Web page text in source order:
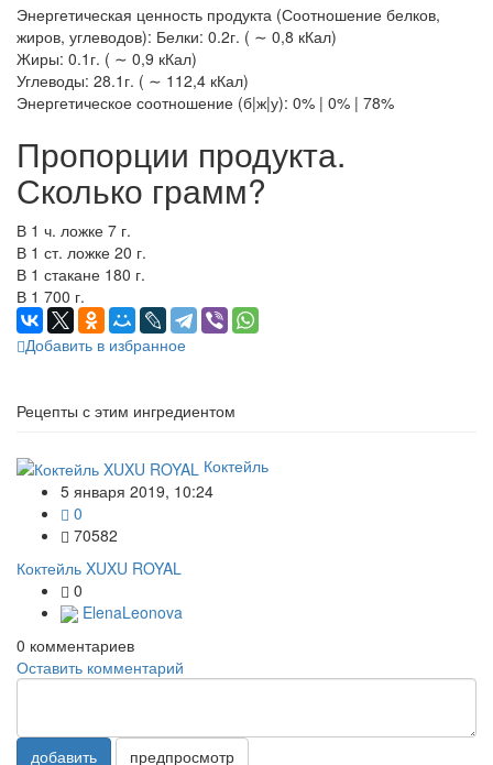
Энергетическая ценность продукта (Соотношение белков,
жиров, углеводов): Белки: 0.2г. ( ∼ 0,8 кКал)
Жиры: 0.1г. ( ∼ 0,9 кКал)
Углеводы: 28.1г. ( ∼ 112,4 кКал)
Энергетическое соотношение (б|ж|у): 0% | 0% | 78%
Пропорции продукта.
Сколько грамм?
В 1 ч. ложке 7 г.
В 1 ст. ложке 20 г.
В 1 стакане 180 г.
В 1 700 г.
Добавить в избранное
Рецепты с этим ингредиентом
Коктейль
5 января 2019, 10:24
0
70582
Коктейль XUXU ROYAL
0
ElenaLeonova
0 комментариев
Оставить комментарий
добавить предпросмотр